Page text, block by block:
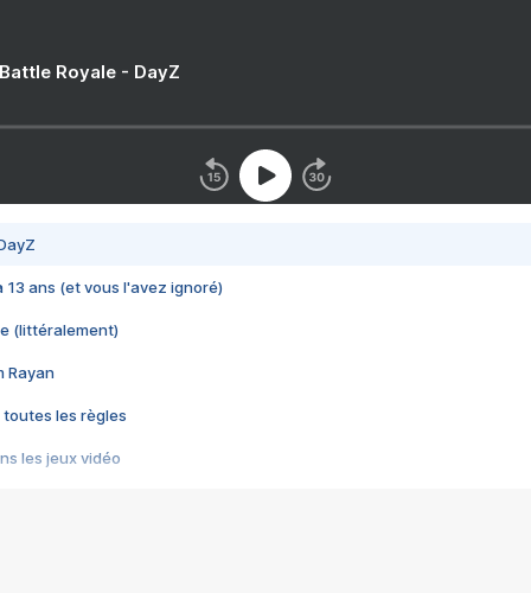
Royale - DayZ
13 ans (et vous l'avez ignoré)
(littéralement)
Rayan
toutes les règles
les jeux vidéo